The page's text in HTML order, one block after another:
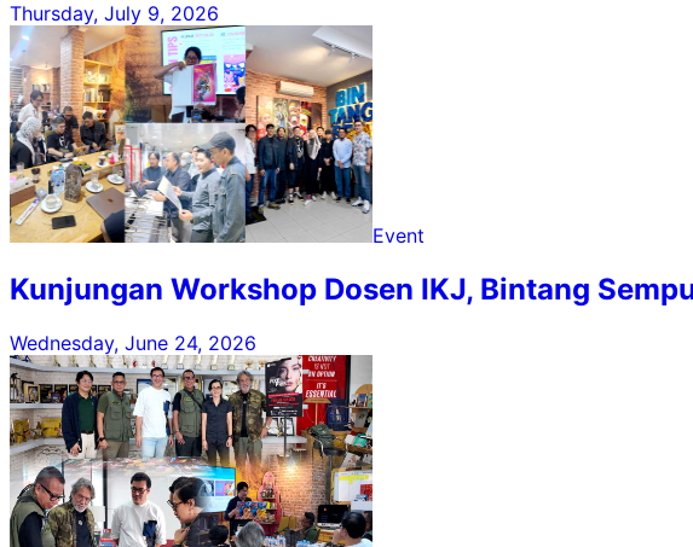
Thursday, July 9, 2026
Event
Kunjungan Workshop Dosen IKJ, Bintang
Wednesday, June 24, 2026